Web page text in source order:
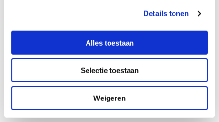
Details tonen
Alles toestaan
Selectie toestaan
Weigeren
klachten ontstaan in o.a. de lage rug/SI en
het kwaliteitsregister voor bekkentherapeuten. Zie ook
www.bekkentherapeuten.nl.
verplichte nascholing.
In 2014 heb ik een vierdaagse scholing gevolgd over het
behandelen/begeleiden van mensen diechronische